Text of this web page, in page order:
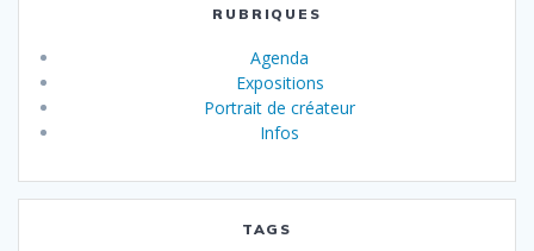
RUBRIQUES
Agenda
Expositions
Portrait de créateur
Infos
TAGS